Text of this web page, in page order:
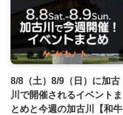
8/8（土）8/9（日）に加古
川で開催されるイベントま
とめと今週の加古川【和牛